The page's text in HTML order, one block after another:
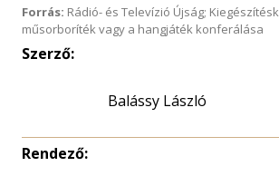
Forrás: Rádió- és Televízió Újság;
műsorboríték vagy a hangjáték konferálása
Szerző:
Balássy László
Rendező: